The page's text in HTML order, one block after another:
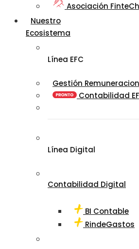
Asociación
Nuestro
Ecosistema
Línea EFC
Gestión
Contabilidad
Línea Digital
Contabilidad Digital
BI Contable
RindeGastos